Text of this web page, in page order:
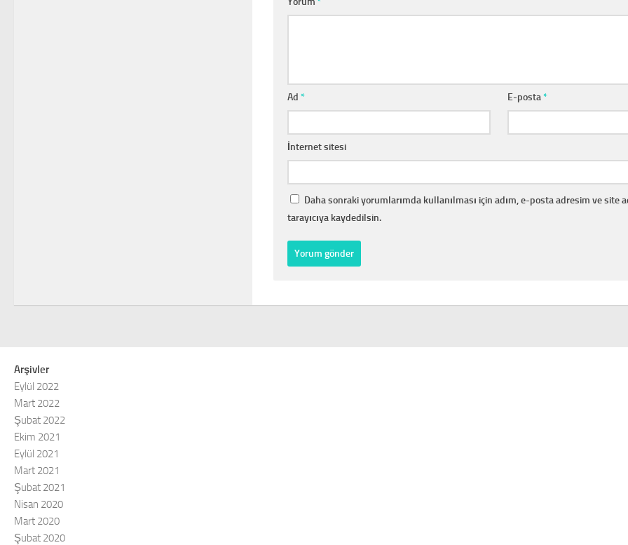
Ad * E-posta*
İnternet sitesi
Daha sonraki yorumlarımda kullanılması için adım, e-posta adresim ve site
tarayıcıya kaydedilsin.
Arşivler
Eylül 2022
Mart 2022
Şubat 2022
Ekim 2021
Eylül 2021
Mart 2021
Şubat 2021
Nisan 2020
Mart 2020
Şubat 2020